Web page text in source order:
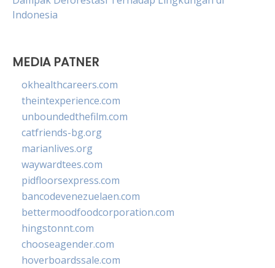
Indonesia
MEDIA PATNER
okhealthcareers.com
theintexperience.com
unboundedthefilm.com
catfriends-bg.org
marianlives.org
waywardtees.com
pidfloorsexpress.com
bancodevenezuelaen.com
bettermoodfoodcorporation.com
hingstonnt.com
chooseagender.com
hoverboardssale.com